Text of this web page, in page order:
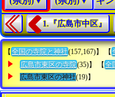
1.『広島市中区』
【 全国の寺院と神社(157,167)】 【
広島市東区の寺院(35)】 【 全
広島市東区の神社(19)】